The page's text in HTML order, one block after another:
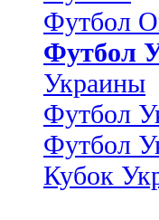
Футбол
Футбол
Украины
Футбол
Футбол
Кубок